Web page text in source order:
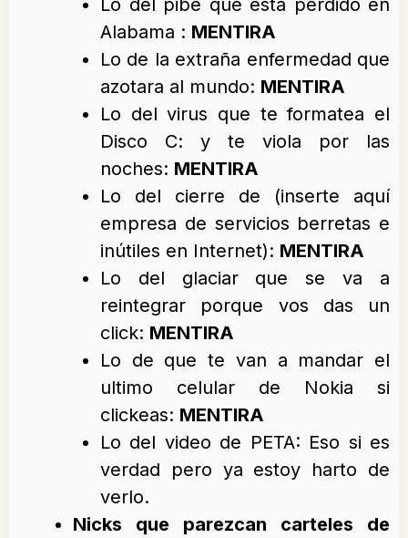
Lo del pibe que esta perdido en
Alabama : MENTIRA
Lo de la extraña enfermedad que
azotara al mundo: MENTIRA
Lo del virus que te formatea el
Disco C: y te viola por las
noches: MENTIRA
Lo del cierre de (inserte aquí
empresa de servicios berretas e
inútiles en Internet): MENTIRA
Lo del glaciar que se va a
reintegrar porque vos das un
click: MENTIRA
Lo de que te van a mandar el
ultimo celular de Nokia si
clickeas: MENTIRA
Lo del video de PETA: Eso si es
verdad pero ya estoy harto de
verlo.
Nicks que parezcan carteles de